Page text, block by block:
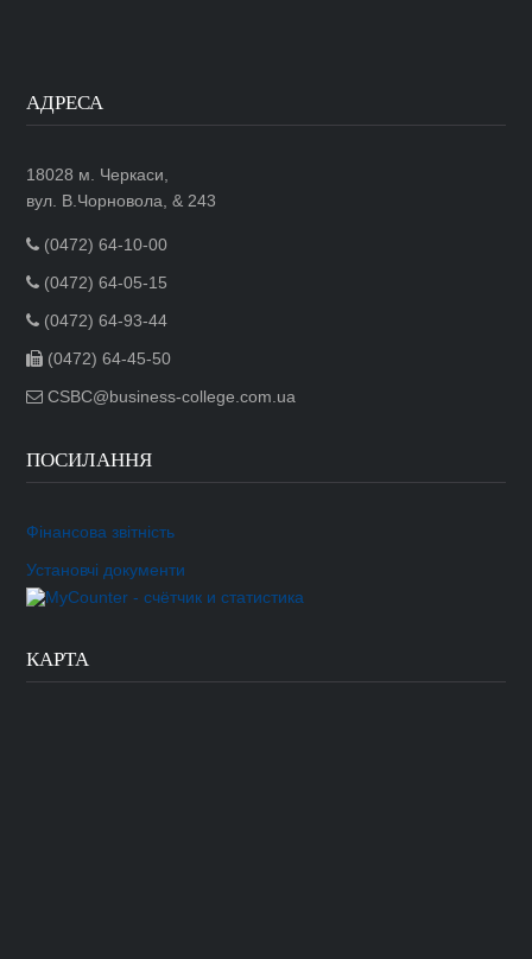
АДРЕСА
18028 м. Черкаси,
вул. В.Чорновола, & 243
(0472) 64-10-00
(0472) 64-05-15
(0472) 64-93-44
(0472) 64-45-50
CSBC@business-college.com.ua
ПОСИЛАННЯ
Фінансова звітність
Установчі документи
КАРТА